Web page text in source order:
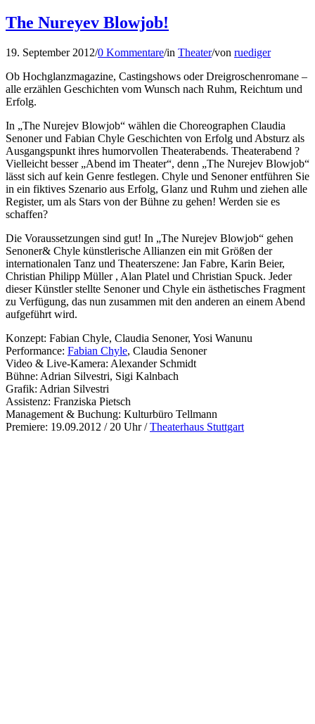
The Nureyev Blowjob!
19. September 2012/0 Kommentare/in Theater/von ruediger
Ob Hochglanzmagazine, Castingshows oder Dreigroschenromane –
alle erzählen Geschichten vom Wunsch nach Ruhm, Reichtum und
Erfolg.
In „The Nurejev Blowjob“ wählen die Choreographen Claudia
Senoner und Fabian Chyle Geschichten von Erfolg und Absturz als
Ausgangspunkt ihres humorvollen Theaterabends. Theaterabend ?
Vielleicht besser „Abend im Theater“, denn „The Nurejev Blowjob“
lässt sich auf kein Genre festlegen. Chyle und Senoner entführen Sie
in ein fiktives Szenario aus Erfolg, Glanz und Ruhm und ziehen alle
Register, um als Stars von der Bühne zu gehen! Werden sie es
schaffen?
Die Voraussetzungen sind gut! In „The Nurejev Blowjob“ gehen
Senoner& Chyle künstlerische Allianzen ein mit Größen der
internationalen Tanz und Theaterszene: Jan Fabre, Karin Beier,
Christian Philipp Müller , Alan Platel und Christian Spuck. Jeder
dieser Künstler stellte Senoner und Chyle ein ästhetisches Fragment
zu Verfügung, das nun zusammen mit den anderen an einem Abend
aufgeführt wird.
Konzept: Fabian Chyle, Claudia Senoner, Yosi Wanunu
Performance: Fabian Chyle, Claudia Senoner
Video & Live-Kamera: Alexander Schmidt
Bühne: Adrian Silvestri, Sigi Kalnbach
Grafik: Adrian Silvestri
Assistenz: Franziska Pietsch
Management & Buchung: Kulturbüro Tellmann
Premiere: 19.09.2012 / 20 Uhr /Theaterhaus Stuttgart